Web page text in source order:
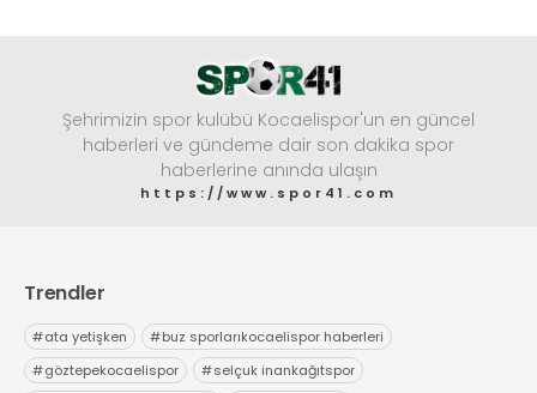
Şehrimizin spor kulübü Kocaelispor'un en güncel
haberleri ve gündeme dair son dakika spor
haberlerine anında ulaşın
https://www.spor41.com
Trendler
#ata yetişken #buz sporlarıkocaelispor haberleri
#göztepekocaelispor #selçuk inankağıtspor